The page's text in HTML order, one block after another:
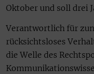
Oktober und soll drei
Verantwortlich für
rücksichtsloses
die Welle des